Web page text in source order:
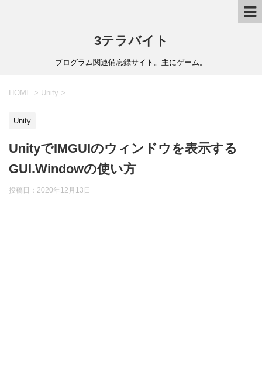
3テラバイト
プログラム関連備忘録サイト。主にゲーム。
HOME > Unity >
Unity
UnityでIMGUIのウィンドウを表示する
GUI.Windowの使い方
投稿日： 2020年12月13日